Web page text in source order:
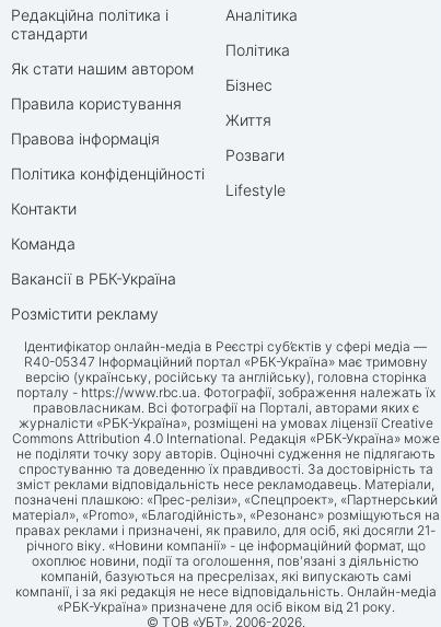
Редакційна політика і
стандарти
Як стати нашим автором
Правила користування
Правова інформація
Політика конфіденційності
Контакти
Команда
Вакансії в РБК-Україна
Розмістити рекламу
Аналітика
Політика
Бізнес
Життя
Розваги
Lifestyle
Ідентифікатор онлайн-медіа в Реєстрі суб’єктів у сфері медіа —
R40-05347 Інформаційний портал «РБК-Україна» має тримовну
версію (українську, російську та англійську), головна сторінка
порталу - https://www.rbc.ua. Фотографії, зображення належать їх
правовласникам. Всі фотографії на Порталі, авторами яких є
журналісти «РБК-Україна», розміщені на умовах ліцензії Creative
Commons Attribution 4.0 International. Редакція «РБК-Україна» може
не поділяти точку зору авторів. Оціночні судження не підлягають
спростуванню та доведенню їх правдивості. За достовірність та
зміст реклами відповідальність несе рекламодавець. Матеріали,
позначені плашкою: «Прес-релізи», «Спецпроект», «Партнерський
матеріал», «Promo», «Благодійність», «Резонанс» розміщуються на
правах реклами і призначені, як правило, для осіб, які досягли 21-
річного віку. «Новини компанії» - це інформаційний формат, що
охоплює новини, події та оголошення, пов'язані з діяльністю
компаній, базуються на пресрелізах, які випускають самі
компанії, і за які редакція не несе відповідальність. Онлайн-медіа
«РБК-Україна» призначене для осіб віком від 21 року.
© ТОВ «УБТ», 2006-2026.